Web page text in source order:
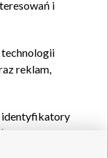
i
technologii
reklam,
identyfikatory